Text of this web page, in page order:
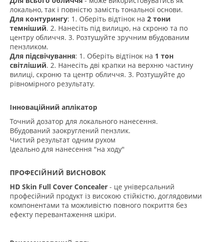
локально, так і повністю замість тональної основи.
Для контурингу: 1. Оберіть відтінок на 2 тони
темніший. 2. Нанесіть під вилицю, на скроню та по
центру обличчя. 3. Розтушуйте зручним вбудованим
пензликом.
Для підсвічування: 1. Оберіть відтінок на 1 тон
світліший. 2. Нанесіть дві крапки на верхню частину
вилиці, скроню та центр обличчя. 3. Розтушуйте до
рівномірного результату.
Інноваційний аплікатор
Точний дозатор для локального нанесення.
Вбудований заокруглений пензлик.
Чистий результат одним рухом
Ідеально для нанесення "на ходу"
ПРОФЕСІЙНИЙ ВИСНОВОК
HD Skin Full Cover Concealer - це універсальний
професійний продукт із високою стійкістю, доглядовими
компонентами та можливістю повного покриття без
ефекту перевантаження шкіри.